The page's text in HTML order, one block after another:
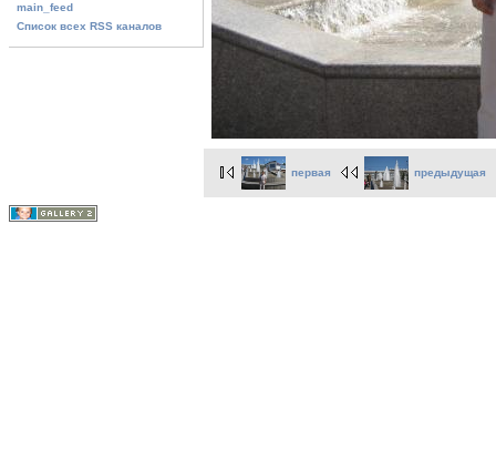
main_feed
Список всех RSS каналов
первая предыдущая